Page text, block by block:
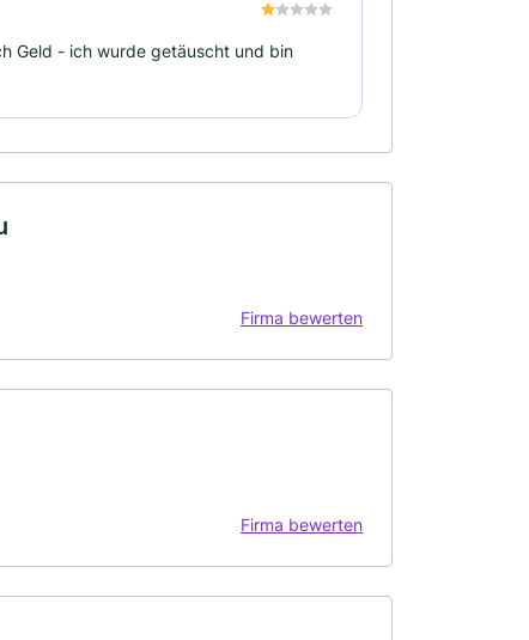
Geld - ich wurde getäuscht und bin
Firma bewerten
Firma bewerten